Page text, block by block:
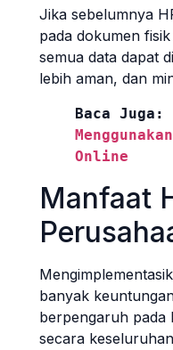
Jika sebelumnya
pada dokumen
semua data dapat
lebih aman, dan
Baca Juga:
Online
Manfaat
banyak
berpengaruh pada
secara